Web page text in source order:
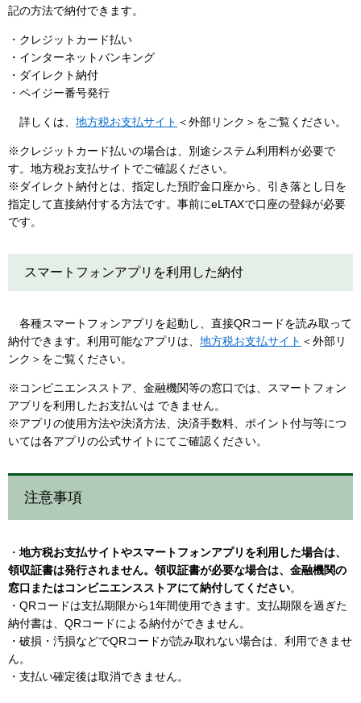
記の方法で納付できます。
・クレジットカード払い
・インターネットバンキング
・ダイレクト納付
・ペイジー番号発行
詳しくは、 地方税お支払サイト ＜外部リンク＞ をご覧ください。
※クレジットカード払いの場合は、別途システム利用料が必要で
す。地方税お支払サイトでご確認ください。
※ダイレクト納付とは、指定した預貯金口座から、引き落とし日を
指定して直接納付する方法です。事前にeLTAXで口座の登録が必要
です。
スマートフォンアプリを利用した納付
各種スマートフォンアプリを起動し、直接QRコードを読み取って
納付できます。利用可能なアプリは、 地方税お支払サイト ＜外部リ
ンク＞ をご覧ください。
※コンビニエンスストア、金融機関等の窓口では、スマートフォン
アプリを利用したお支払いは できません。
※アプリの使用方法や決済方法、決済手数料、ポイント付与等につ
いては各アプリの公式サイトにてご確認ください。
注意事項
・ 地方税お支払サイトやスマートフォンアプリを利用した場合は、
領収証書は発行されません。領収証書が必要な場合は、金融機関の
窓口またはコンビニエンスストアにて納付してください。
・QRコードは支払期限から1年間使用できます。支払期限を過ぎた
納付書は、QRコードによる納付ができません。
・破損・汚損などでQRコードが読み取れない場合は、利用できませ
ん。
・支払い確定後は取消できません。